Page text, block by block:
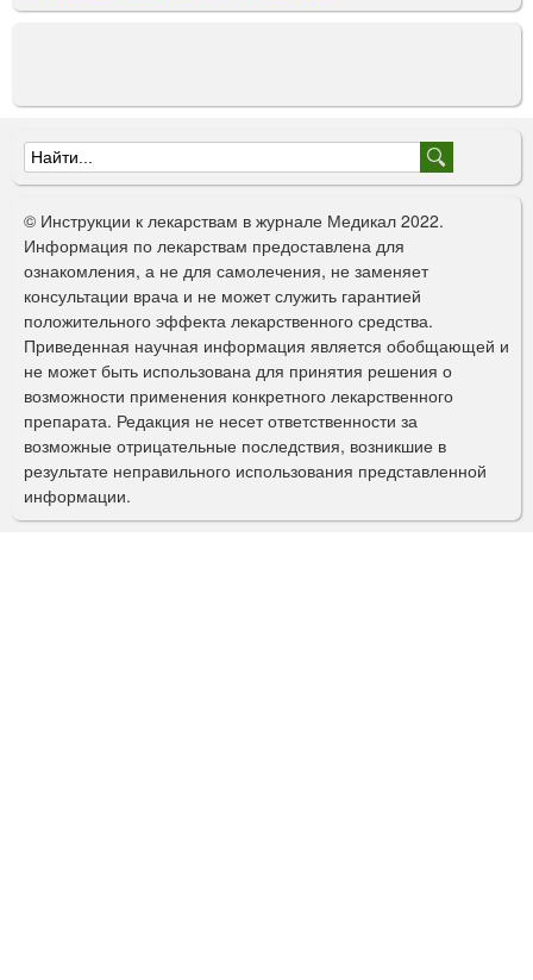
Ф
о
р
м
а
п
о
и
с
к
© Инструкции к лекарствам в журнале Медикал 2022.
Информация по лекарствам предоставлена для
ознакомления, а не для самолечения, не заменяет
консультации врача и не может служить гарантией
положительного эффекта лекарственного средства.
Приведенная научная информация является обобщающей и
не может быть использована для принятия решения о
возможности применения конкретного лекарственного
препарата. Редакция не несет ответственности за
возможные отрицательные последствия, возникшие в
результате неправильного использования представленной
информации.